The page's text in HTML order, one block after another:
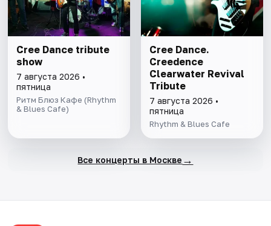
Cree Dance tribute
show
7 августа 2026 •
пятница
Ритм Блюз Кафе (Rhythm
& Blues Cafe)
Cree Dance.
Creedence
Clearwater Revival
Tribute
7 августа 2026 •
пятница
Rhythm & Blues Cafe
Все концерты в Москве →